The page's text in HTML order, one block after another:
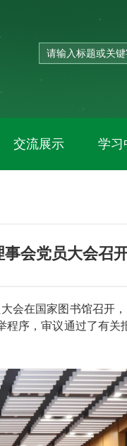
交流展示 学习
会党员大会召
会在国家图书馆召开，
序，审议通过了有关